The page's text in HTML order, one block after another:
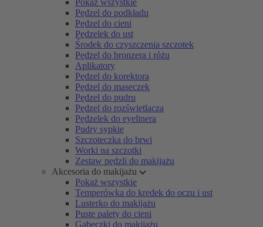
Pokaż wszystkie
Pędzel do podkładu
Pędzel do cieni
Pędzelek do ust
Środek do czyszczenia szczotek
Pędzel do bronzera i różu
Aplikatory
Pędzel do korektora
Pędzel do maseczek
Pędzel do pudru
Pędzel do rozświetlacza
Pędzelek do eyelinera
Pudry sypkie
Szczoteczka do brwi
Worki na szczotki
Zestaw pędzli do makijażu
Akcesoria do makijażu
Pokaż wszystkie
Temperówka do kredek do oczu i ust
Lusterko do makijażu
Puste palety do cieni
Gąbeczki do makijażu